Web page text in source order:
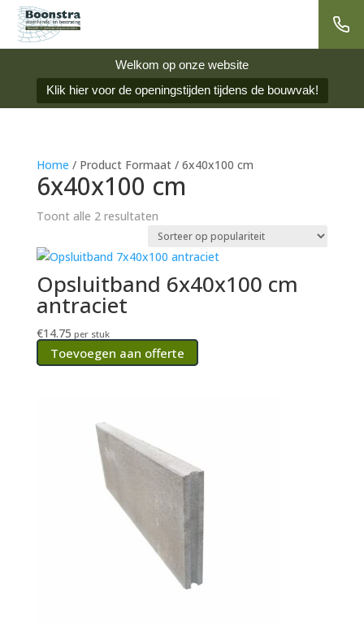
Welkom op onze website
Klik hier voor de openingstijden tijdens de bouwvak!
Home / Product Formaat / 6x40x100 cm
6x40x100 cm
Toont alle 2 resultatenGesorteerd
op
populariteit
Opsluitband 6x40x100 cm
antraciet
€14.75 per stuk
Toevoegen aan offerte